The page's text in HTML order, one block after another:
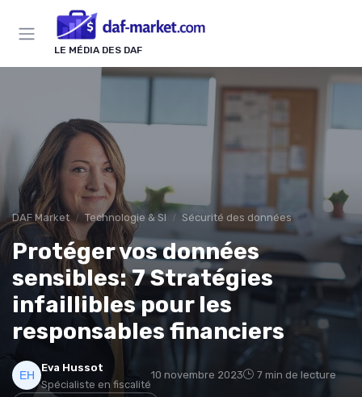
LE MÉDIA DES DAF
DAF Market Technologie & SI Sécurité des données
Protéger vos données
sensibles: 7 Stratégies
infaillibles pour les
responsables financiers
Eva Hussot
Spécialiste en fiscalité
10 novembre 2023 7 min de lecture
Panneau de gestion des cookies